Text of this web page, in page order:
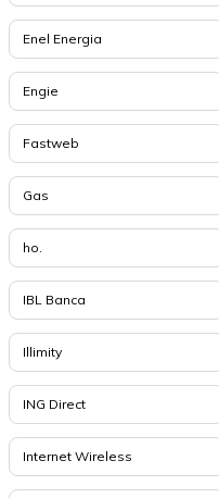
Enel Energia
Engie
Fastweb
Gas
ho.
IBL Banca
Illimity
ING Direct
Internet Wireless